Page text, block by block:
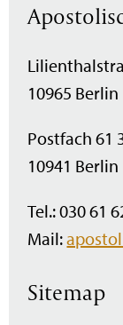
10965 Berlin
Postfach 61
10941 Berlin
Tel.: 030 61
Mail:
Sitemap